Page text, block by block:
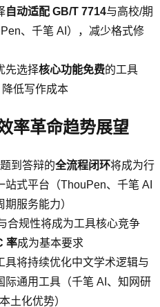
自动适配 GB/T 7714与高校/期
、千笔 AI），减少格式修
先选择核心功能免费的工具
降低写作成本
率革命趋势展望
到答辩的全流程闭环将成为行
式平台（ThouPen、千笔 AI
服务能力）
合规性将成为工具核心竞争
率成为基本要求
具将持续优化中文学术逻辑与
际通用工具（千笔 AI、知网研
土化优势）